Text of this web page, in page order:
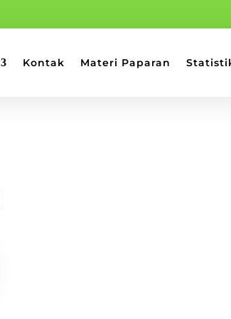
Kontak Materi Paparan